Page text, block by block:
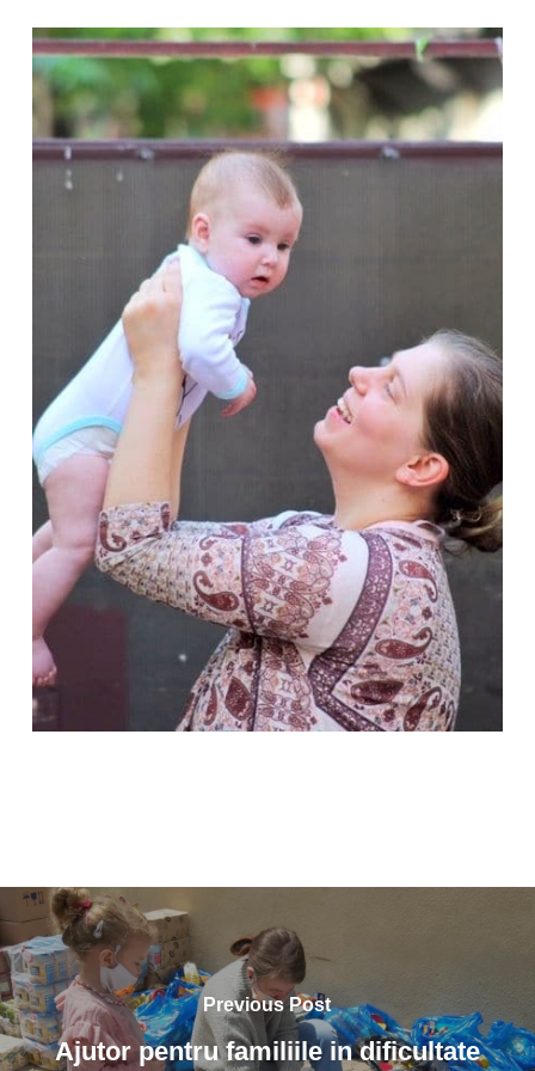
Previous Post
Ajutor pentru familiile in dificultate